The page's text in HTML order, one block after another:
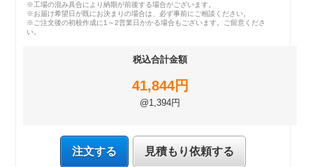
※工場の混み具合により納期が前後する場合がございます。
※お届け希望日が既にお決まりの場合は、必ず事前にご相談ください。
※ご注文後の初校作成に1～2営業日かかる場合もございます。ご留意くださ
い。
税込合計金額
41,844円
@1,394円
注文する 見積もり依頼する